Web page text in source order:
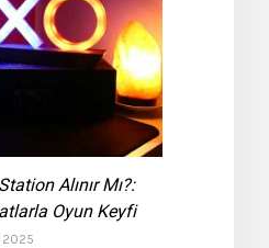
Alınır Mı?:
Oyun Keyfi
2025